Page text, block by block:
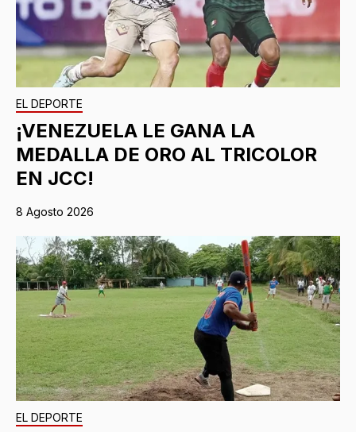
EL DEPORTE
¡VENEZUELA LE GANA LA
MEDALLA DE ORO AL TRICOLOR
EN JCC!
8 Agosto 2026
EL DEPORTE